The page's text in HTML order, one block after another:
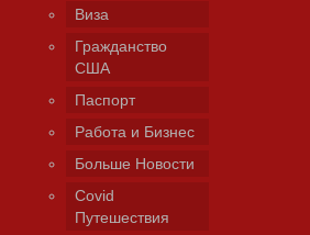
Виза
Гражданство
США
Паспорт
Работа и Бизнес
Больше Новости
Covid
Путешествия